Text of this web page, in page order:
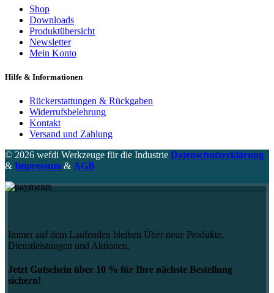
Shop
Downloads
Produktübersicht
Newsletter
Mein Konto
Hilfe & Informationen
Rückerstattungen & Rückgaben
Widerrufsbelehrung
Kontakt
Versand und Zahlung
© 2026 wefdi Werkzeuge für die Industrie Datenschutzerklärung
& Impressum & AGB
Immer auf dem Laufenden bleiben Über neue Produkte,
Dienstleistungen und Aktionen.
Jetzt Gutschein über 10 % für Ihre nächste Bestellung
sichern!